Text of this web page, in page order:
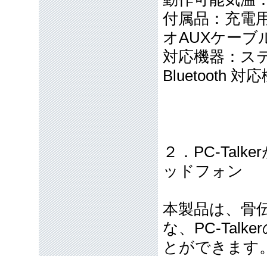
付属品：充電
オAUXケーブ
対応機器：ス
Bluetooth 対応
２．PC-
ッドフォン
本製品は、骨
な、PC-
とができます